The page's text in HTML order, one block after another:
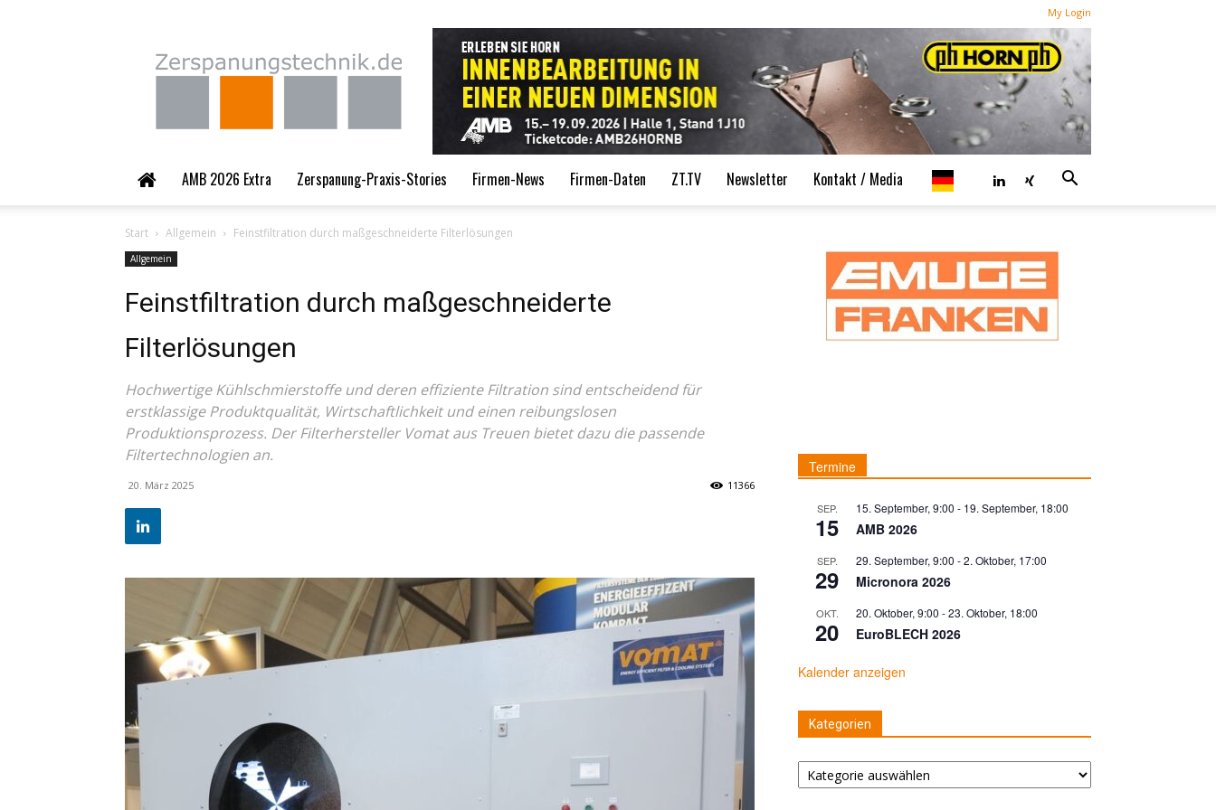
My Login
Zerspanungstechnik.de
AMB 2026 Extra Zerspanung-Praxis-Stories Firmen-News Firmen-Daten ZT.TV Newsletter Kontakt / Media
Start Allgemein Feinstfiltration durch maßgeschneiderte Filterlösungen
Allgemein
Feinstfiltration durch maßgeschneiderte
Filterlösungen
Hochwertige Kühlschmierstoffe und deren effiziente Filtration sind entscheidend für
erstklassige Produktqualität, Wirtschaftlichkeit und einen reibungslosen
Produktionsprozess. Der Filterhersteller Vomat aus Treuen bietet dazu die passende
Filtertechnologien an.
20. März 2025 11366
Termine
SEP.
15
15. September, 9:00 - 19. September, 18:00
AMB 2026
SEP.
29
29. September, 9:00 -2. Oktober, 17:00
Micronora 2026
OKT.
20
20. Oktober, 9:00 -23. Oktober, 18:00
EuroBLECH 2026
Kalender anzeigen
Kategorien
Kategorien